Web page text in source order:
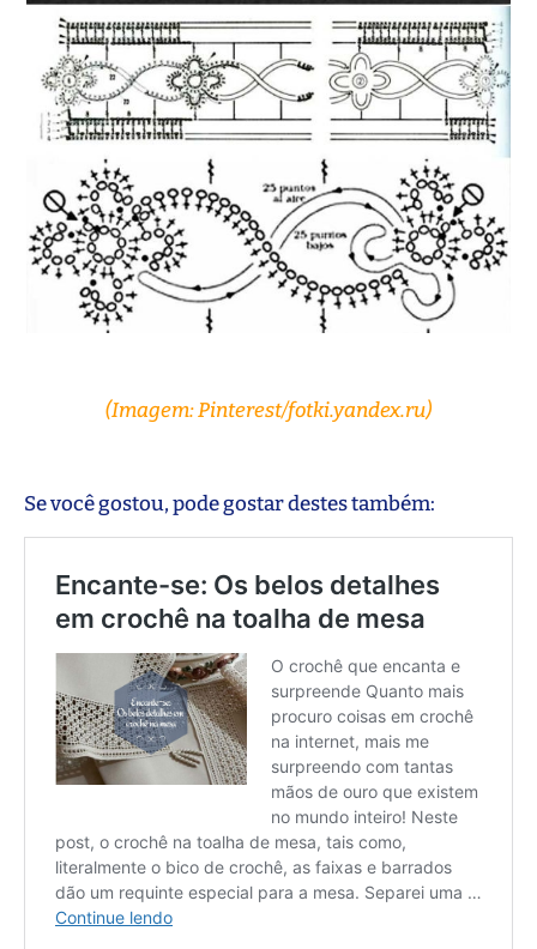
(Imagem: Pinterest/fotki.yandex.ru)
Se você gostou, pode gostar destes também: